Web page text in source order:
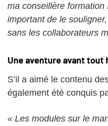
ma conseillère formation
important de le
sans les collaborateurs
Une aventure avant tout
S’il a aimé le contenu
également été conquis
« Les modules sur le